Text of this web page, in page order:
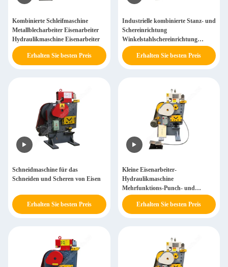
Kombinierte Schleifmaschine
Metallblecharbeiter Eisenarbeiter
Hydraulikmaschine Eisenarbeiter
Erhalten Sie besten Preis
Industrielle kombinierte Stanz- und
Schereinrichtung
Winkelstahlschereinrichtung
Stahlwinkelstanzmaschine
Erhalten Sie besten Preis
Schneidmaschine für das
Schneiden und Scheren von Eisen
Erhalten Sie besten Preis
Kleine Eisenarbeiter-
Hydraulikmaschine
Mehrfunktions-Punch- und
Schereinrichtung Hydraulik-
Punch- und Schereinrichtung
Erhalten Sie besten Preis